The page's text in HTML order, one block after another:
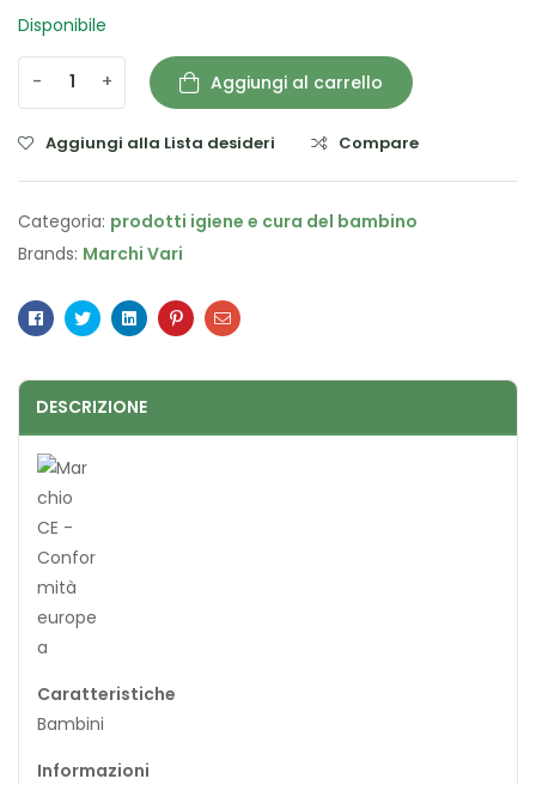
Disponibile
- + Aggiungi al carrello
Aggiungi alla Lista desideri Compare
Categoria: prodotti igiene e cura del bambino
Brands: Marchi Vari
Facebook
TwitterLinkedinPinterestEmail
DESCRIZIONE
Caratteristiche
Bambini
Informazioni